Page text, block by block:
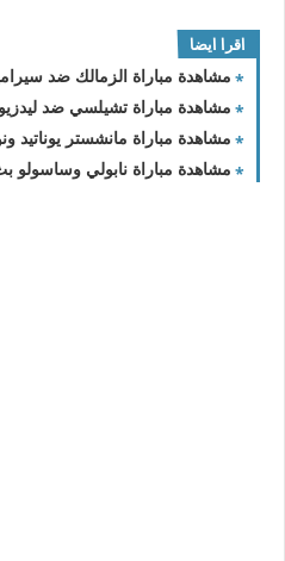
اقرا ايضا
مشاهدة مباراة الزمالك ضد سيراميكا اليوم السبت
مشاهدة مباراة تشيلسي ضد ليدزيونايتد اليوم
مشاهدة مباراة مانشستر يوناتيد ونوتنهام فورست
مشاهدة مباراة نابولي وساسولو بث مباشر اليوم 28-